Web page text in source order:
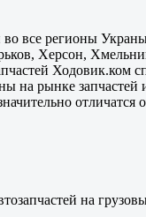
во все регионы
Херсон,
Ходовик.ком
на рынке
отличатся
на